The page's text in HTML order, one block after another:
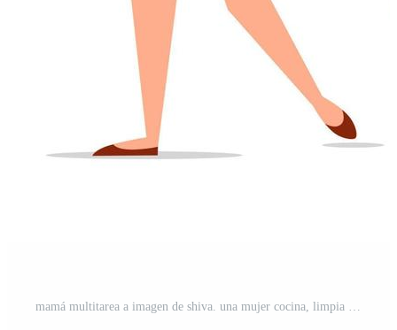
mamá multitarea a imagen de shiva. una mujer cocina, limpia el polvo, cuida a los niños y trabaja en una laptop. Vector Pro